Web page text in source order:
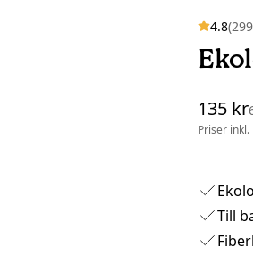
4.8
135 kr
Priser
Till